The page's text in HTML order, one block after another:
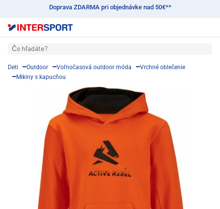
Doprava ZDARMA pri objednávke nad 50€**
Čo hľadáte?
Deti Outdoor Voľnočasová outdoor móda
Vrchné oblečenie
Mikiny s kapucňou